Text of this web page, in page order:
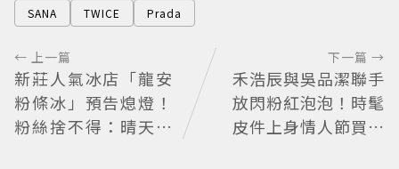
SANA TWICE Prada
← 上一篇
新莊人氣冰店「龍安
粉條冰」預告熄燈！
粉絲捨不得：晴天霹
下一篇 →
禾浩辰與吳品潔聯手
放閃粉紅泡泡！時髦
皮件上身情人節買物